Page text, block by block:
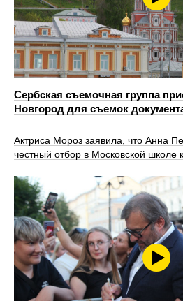
Сербская съемочная группа
Новгород для съемок
Актриса Мороз заявила, что Анна
честный отбор в Московской школе